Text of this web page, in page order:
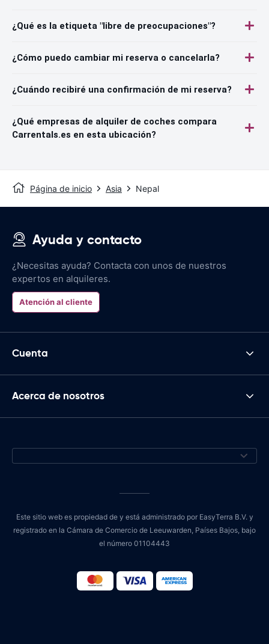
¿Qué es la etiqueta "libre de preocupaciones"?
¿Cómo puedo cambiar mi reserva o cancelarla?
¿Cuándo recibiré una confirmación de mi reserva?
¿Qué empresas de alquiler de coches compara
Carrentals.es en esta ubicación?
Página de inicio Asia Nepal
Ayuda y contacto
¿Necesitas ayuda? Contacta con unos de nuestros
expertos en alquileres.
Atención al cliente
Cuenta
Acerca de nosotros
Este sitio web es propiedad de y está administrado por EasyTerra B.V. y
registrado en la Cámara de Comercio de Leeuwarden, Países Bajos, bajo
el número 01104443